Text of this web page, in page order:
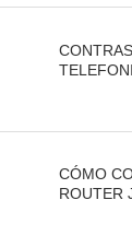
CÓMO
ROUTER